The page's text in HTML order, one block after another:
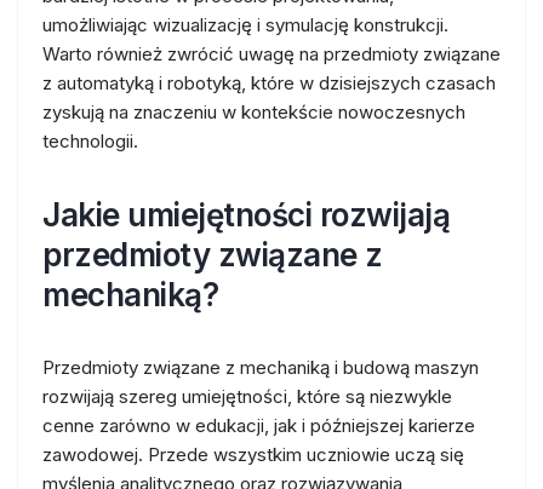
umożliwiając wizualizację i symulację konstrukcji.
Warto również zwrócić uwagę na przedmioty związane
z automatyką i robotyką, które w dzisiejszych czasach
zyskują na znaczeniu w kontekście nowoczesnych
technologii.
Jakie umiejętności rozwijają
przedmioty związane z
mechaniką?
Przedmioty związane z mechaniką i budową maszyn
rozwijają szereg umiejętności, które są niezwykle
cenne zarówno w edukacji, jak i późniejszej karierze
zawodowej. Przede wszystkim uczniowie uczą się
myślenia analitycznego oraz rozwiązywania